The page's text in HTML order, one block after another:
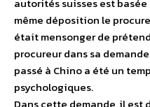
même déposition le
était mensonger de
procureur dans sa
passé à Chino a été un
psychologiques.